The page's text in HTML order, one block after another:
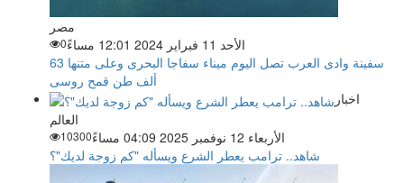
مصر
الأحد 11 فبراير 2024 12:01 مساءً
0
سفينة وادى العرب تصل اليوم ميناء سفاجا البحرى وعلى متنها 63
ألف طن قمح روسى
اخبار
العالم
الأربعاء 12 نوفمبر 2025 04:09 مساءً
10300
شاهد.. ترامب يعطر الشرع ويسأله "كم زوجة لديك"؟